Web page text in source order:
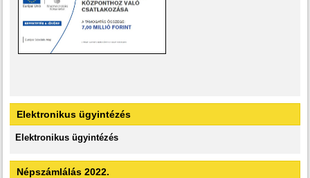
Elektronikus ügyintézés
Elektronikus ügyintézés
Népszámlálás 2022.